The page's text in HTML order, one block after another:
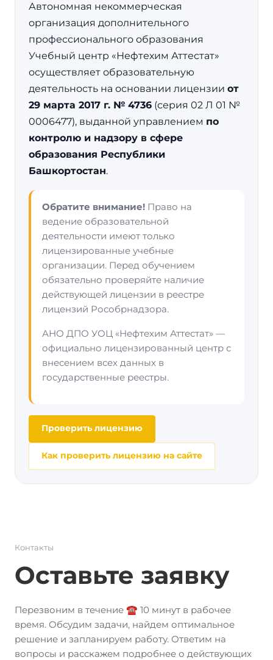
Автономная некоммерческая
организация дополнительного
профессионального образования
Учебный центр «Нефтехим Аттестат»
осуществляет образовательную
деятельность на основании лицензии от
29 марта 2017 г. № 4736 (серия 02 Л 01 №
0006477), выданной управлением по
контролю и надзору в сфере
образования Республики
Башкортостан.
Обратите внимание! Право на
ведение образовательной
деятельности имеют только
лицензированные учебные
организации. Перед обучением
обязательно проверяйте наличие
действующей лицензии в реестре
лицензий Рособрнадзора.
АНО ДПО УОЦ «Нефтехим Аттестат» —
официально лицензированный центр с
внесением всех данных в
государственные реестры.
Проверить лицензию
Как проверить лицензию на сайте
Контакты
Оставьте заявку
Перезвоним в течение ☎️ 10 минут в рабочее
время. Обсудим задачи, найдем оптимальное
решение и запланируем работу. Ответим на
вопросы и расскажем подробнее о действующих